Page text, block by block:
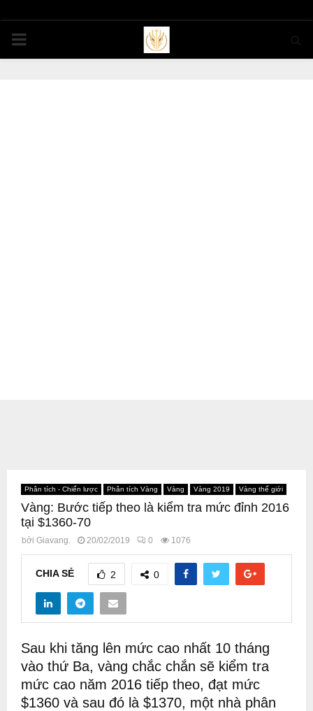
PRIMARY
Phân tích - Chiến lược Phân tích Vàng Vàng Vàng 2019 Vàng thế giới
Vàng: Bước tiếp theo là kiểm tra mức đỉnh 2016
tại $1360-70
bởi Giavang. 20/02/2019 0 1076
CHIA SẺ 2 0
Sau khi tăng lên mức cao nhất 10 tháng
vào thứ Ba, vàng chắc chắn sẽ kiểm tra
mức cao năm 2016 tiếp theo, đạt mức
$1360 và sau đó là $1370, một nhà phân